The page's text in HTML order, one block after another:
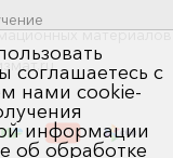
материалов
соглашаетесь с
нами cookie-
информации
об обработке